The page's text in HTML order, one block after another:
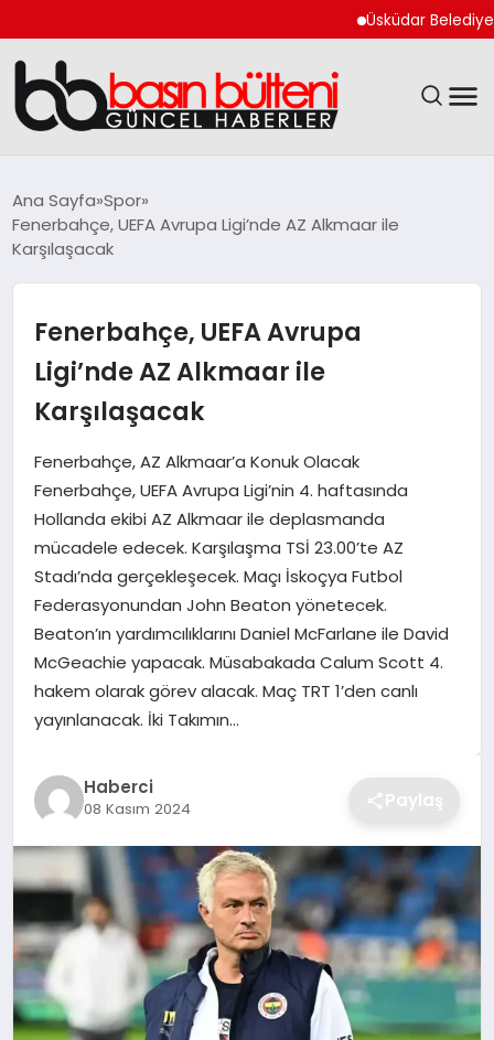
Üsküdar Belediye
GÜNCEL
SAĞLIK
SPOR
TEKNOLOJI
YAŞAM
GÜNDEM
Ana Sayfa Spor
Fenerbahçe, UEFA Avrupa Ligi’nde AZ Alkmaar ile
Karşılaşacak
Fenerbahçe, UEFA Avrupa
Ligi’nde AZ Alkmaar ile
Karşılaşacak
Fenerbahçe, AZ Alkmaar’a Konuk Olacak
Fenerbahçe, UEFA Avrupa Ligi’nin 4. haftasında
Hollanda ekibi AZ Alkmaar ile deplasmanda
mücadele edecek. Karşılaşma TSİ 23.00’te AZ
Stadı’nda gerçekleşecek. Maçı İskoçya Futbol
Federasyonundan John Beaton yönetecek.
Beaton’ın yardımcılıklarını Daniel McFarlane ile David
McGeachie yapacak. Müsabakada Calum Scott 4.
hakem olarak görev alacak. Maç TRT 1’den canlı
yayınlanacak. İki Takımın…
Haberci
08 Kasım 2024 Paylaş